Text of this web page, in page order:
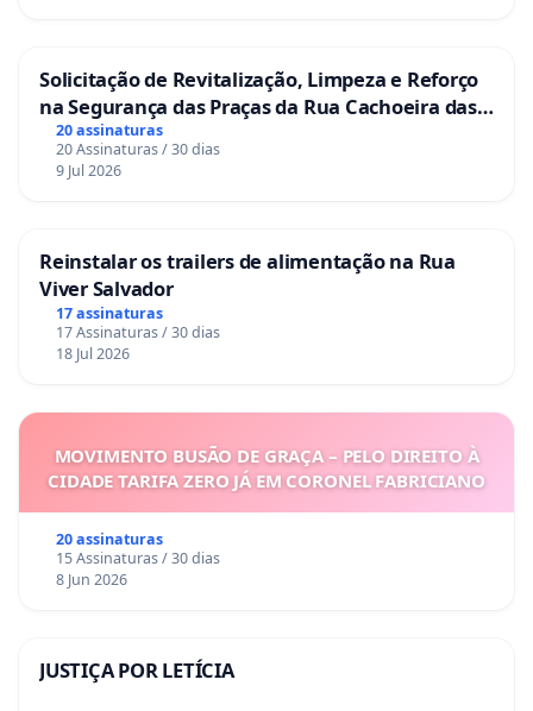
Solicitação de Revitalização, Limpeza e Reforço
na Segurança das Praças da Rua Cachoeira das
Sete Ilhas
20 assinaturas
20 Assinaturas / 30 dias
9 Jul 2026
Reinstalar os trailers de alimentação na Rua
Viver Salvador
17 assinaturas
17 Assinaturas / 30 dias
18 Jul 2026
MOVIMENTO BUSÃO DE GRAÇA – PELO DIREITO À
CIDADE TARIFA ZERO JÁ EM CORONEL FABRICIANO
20 assinaturas
15 Assinaturas / 30 dias
8 Jun 2026
JUSTIÇA POR LETÍCIA